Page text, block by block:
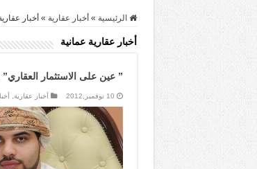
الرئيسية » أخبار عقارية » أخبار
أخبار عقارية عمانية
” عين على الاستثمار
10 نوفمبر,2012 أخبار عقارية